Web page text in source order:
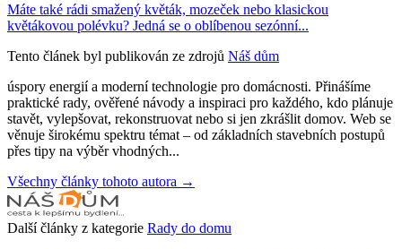
Máte také rádi smažený květák, mozeček nebo klasickou
květákovou polévku? Jedná se o oblíbenou sezónní...
Tento článek byl publikován ze zdrojů Náš dům
úspory energií a moderní technologie pro domácnosti. Přinášíme
praktické rady, ověřené návody a inspiraci pro každého, kdo plánuje
stavět, vylepšovat, rekonstruovat nebo si jen zkrášlit domov. Web se
věnuje širokému spektru témat – od základních stavebních postupů
přes tipy na výběr vhodných...
Všechny články tohoto autora →
Další články z kategorie Rady do domu